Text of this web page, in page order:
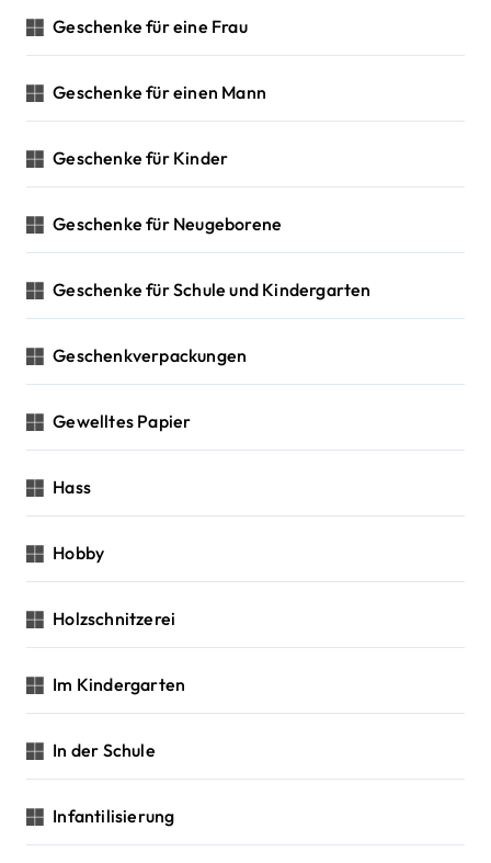
Geschenke für eine Frau
Geschenke für einen Mann
Geschenke für Kinder
Geschenke für Neugeborene
Geschenke für Schule und Kindergarten
Geschenkverpackungen
Gewelltes Papier
Hass
Hobby
Holzschnitzerei
Im Kindergarten
In der Schule
Infantilisierung